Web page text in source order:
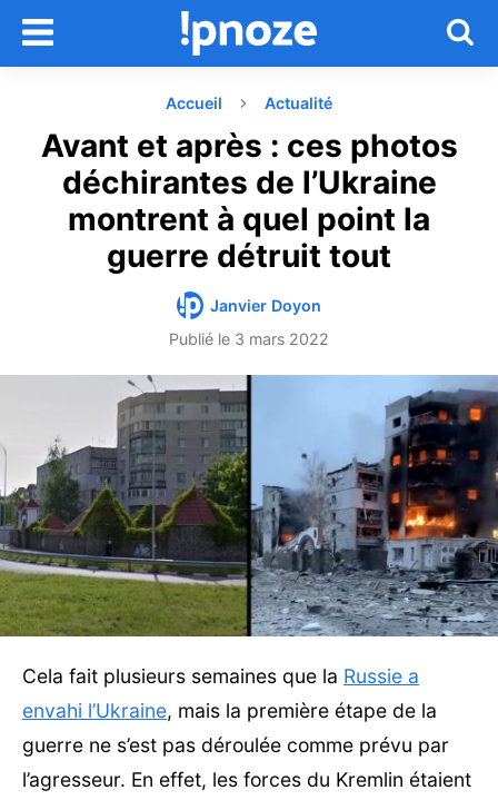
Accueil Actualité
Avant et après : ces photos
déchirantes de l’Ukraine
montrent à quel point la
guerre détruit tout
Janvier Doyon
Publié le 3 mars 2022
Cela fait plusieurs semaines que la Russie a
envahi l’Ukraine, mais la première étape de la
guerre ne s’est pas déroulée comme prévu par
l’agresseur. En effet, les forces du Kremlin étaient